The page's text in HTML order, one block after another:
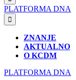
PLATFORMA DNA
ZNANJE
AKTUALNO
O KCDM
PLATFORMA DNA